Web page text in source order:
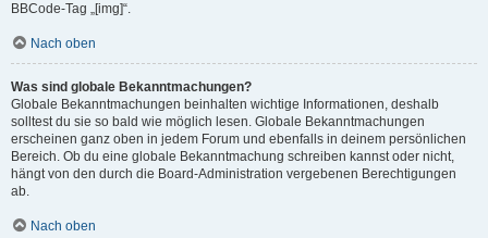
BBCode-Tag „[img]“.
Nach oben
Was sind globale Bekanntmachungen?
Globale Bekanntmachungen beinhalten wichtige Informationen, deshalb
solltest du sie so bald wie möglich lesen. Globale Bekanntmachungen
erscheinen ganz oben in jedem Forum und ebenfalls in deinem persönlichen
Bereich. Ob du eine globale Bekanntmachung schreiben kannst oder nicht,
hängt von den durch die Board-Administration vergebenen Berechtigungen
ab.
Nach oben